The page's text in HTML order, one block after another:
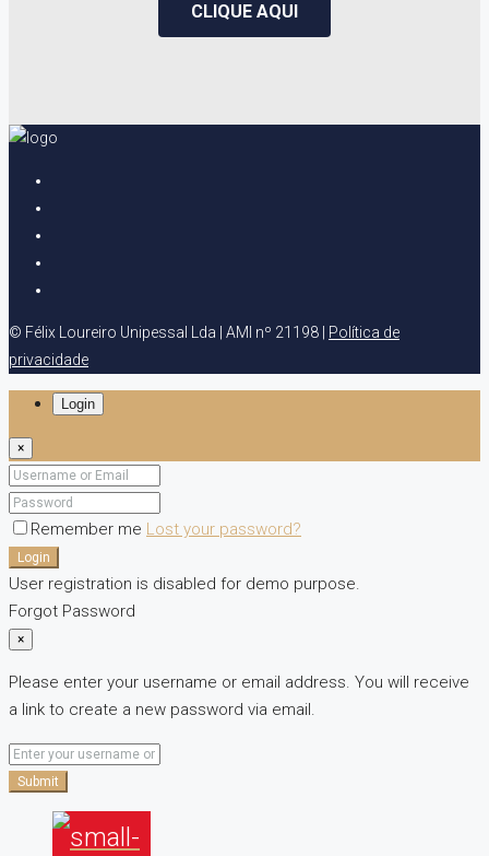
CLIQUE AQUI
© Félix Loureiro Unipessal Lda | AMI nº 21198 | Política de
privacidade
Login
×
Remember me Lost your password?
Login
User registration is disabled for demo purpose.
Forgot Password
×
Please enter your username or email address. You will receive
a link to create a new password via email.
Submit